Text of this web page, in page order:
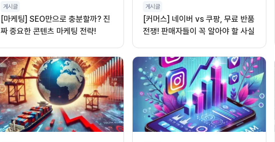
게시글
[마케팅] SEO만으로 충분할까? 진
짜 중요한 콘텐츠 마케팅 전략!
게시글
[커머스] 네이버 vs 쿠팡, 무료 반품
전쟁! 판매자들이 꼭 알아야 할 사실